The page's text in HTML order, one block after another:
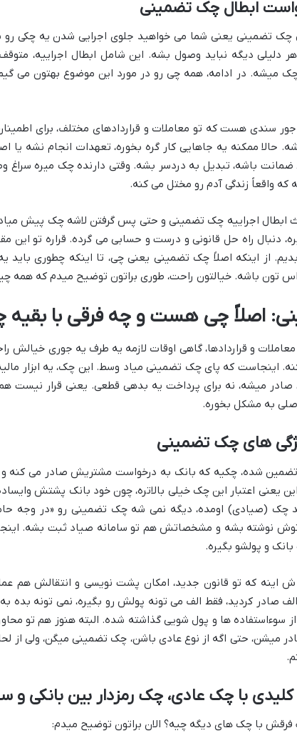
ابطال چک تضمینی
چک تضمینی یعنی شما می خواهید جلوی اجرایی شدن یه چکی رو
هر دلیلی دیگه نباید وصول بشه. این شامل ابطال اجراییه،
میشه. در ادامه، همه چی رو در مورد این موضوع بهتون می
سندی هست که تو معاملات و قراردادهای مختلف، برای
حالا ممکنه یه جاهایی کار گره بخوره، تعهدات انجام نشه یا
ضمانت باشه، تبدیل به دردسر بشه. وقتی دارنده چک میره سراغ
که واقعاً زندگی آدم رو مختل می کنه.
ابطال اجراییه چک تضمینی و حتی پس گرفتن لاشه چک پیش
دنبال راه حل قانونی و درست و حسابی می گرده. قراره تو این
از اینکه اصلاً چک تضمینی یعنی چی، تا اینکه چطوری باید
تون باشه. خیالتون راحت، طوری براتون توضیح میدم که همه
اصلاً چی هست و چه فرقی با بقیه
معاملات و قراردادها، گاهی اوقات لازمه یه طرف یه جوری
اینجاست که پای چک تضمینی میاد وسط. این چک، یه ابزار مالیه
میشه، نه برای پرداخت یه بدهی قطعی. یعنی قرار نیست
به مشکل بخوره.
های چک تضمینی
شده، چکیه که بانک به درخواست مشتریش صادر می کنه
یعنی اعتبار این چک خیلی بالاتره، چون خود بانک پشتش
چک (صیادی) اومده، دیگه نمی شه چک تضمینی رو «در وجه
نوشته بشه و مشخصاتش هم تو سامانه صیاد ثبت بشه.
و پولشو بگیره.
اینه که تو قانون جدید، امکان پشت نویسی و انتقالش هم
صادر کردید، فقط الف می تونه پولش رو بگیره، نمی تونه بده
از سوءاستفاده ها و پول شویی گذاشته شده. البته هنوز هم تو
میشن، حتی اگه از نوع عادی باشن، چک تضمینی میگن، ولی از
با چک عادی، چک رمزدار بین بانکی و
با چک های دیگه چیه؟ الان براتون توضیح میدم: